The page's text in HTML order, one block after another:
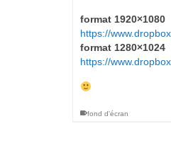
format 1920×1080
https://
format 1280×1024
https://
fond d'écran